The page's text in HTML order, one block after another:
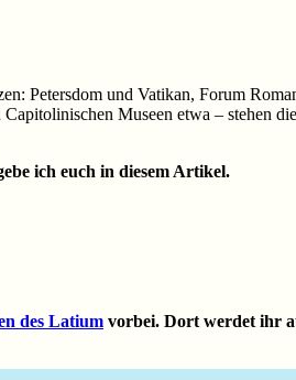
Petersdom und Vatikan, Forum
Museen etwa – stehen
ich euch in diesem Artikel.
des Latium vorbei. Dort werdet ihr